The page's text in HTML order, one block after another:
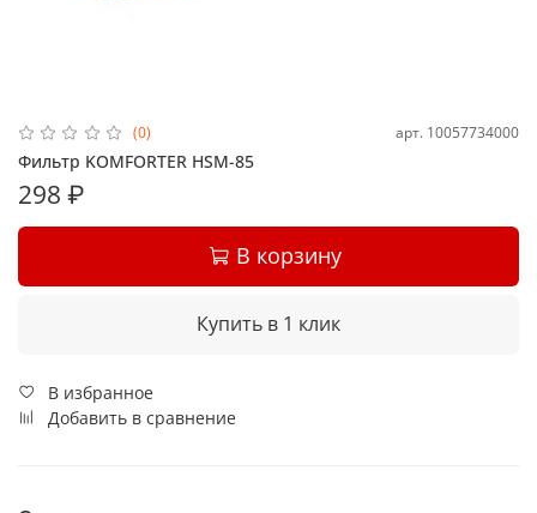
(0) арт. 10057734000
Фильтр KOMFORTER HSM-85
298 ₽
В корзину
Купить в 1 клик
В избранное
Добавить в сравнение